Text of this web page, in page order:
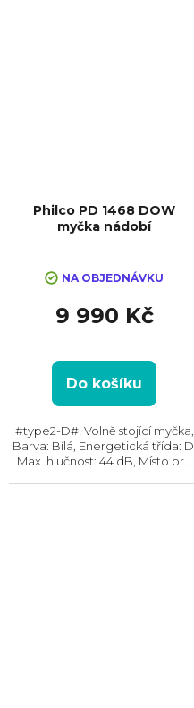
Philco PD 1468 DOW
myčka nádobí
NA OBJEDNÁVKU
9 990 Kč
Do košíku
#type2-D#! Volně stojící myčka,
Barva: Bílá, Energetická třída: D,
Max. hlučnost: 44 dB, Místo pro